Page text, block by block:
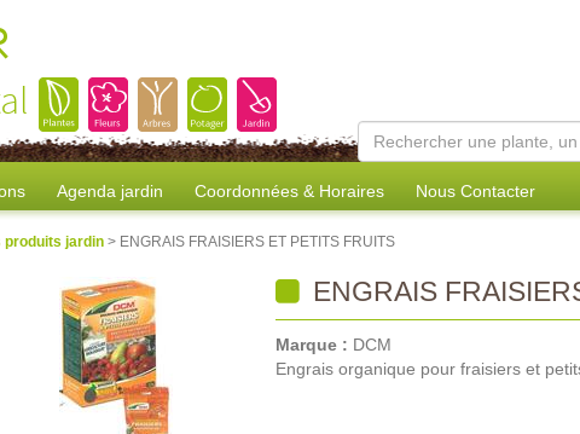
Agenda jardin Coordonnées & Horaires Nous Contacter
produits jardin > ENGRAIS FRAISIERS ET PETITS FRUITS
ENGRAIS
Marque : DCM
Engrais organique pour fraisiers et